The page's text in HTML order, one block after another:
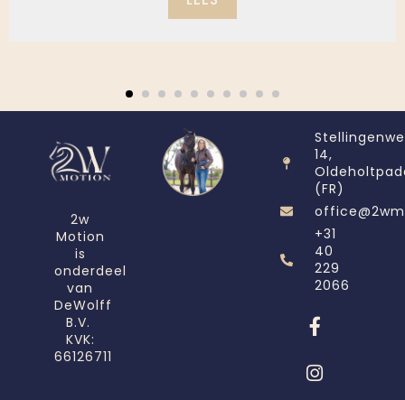
2w
Motion
is
onderdeel
van
DeWolff
B.V.
KVK:
66126711
14,
(FR)
+31
40
229
2066